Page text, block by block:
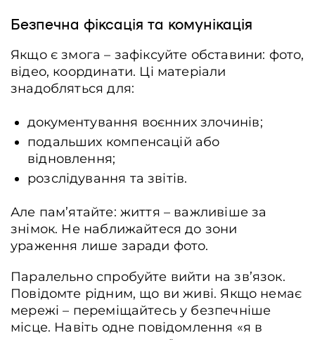
Безпечна фіксація та комунікація
Якщо є змога – зафіксуйте обставини: фото,
відео, координати. Ці матеріали
знадобляться для:
документування воєнних злочинів;
подальших компенсацій або
відновлення;
розслідування та звітів.
Але пам’ятайте: життя – важливіше за
знімок. Не наближайтеся до зони
ураження лише заради фото.
Паралельно спробуйте вийти на зв’язок.
Повідомте рідним, що ви живі. Якщо немає
мережі – переміщайтесь у безпечніше
місце. Навіть одне повідомлення «я в